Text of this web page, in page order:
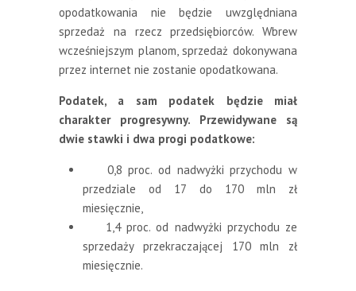
opodatkowania nie będzie uwzględniana
sprzedaż na rzecz przedsiębiorców. Wbrew
wcześniejszym planom, sprzedaż dokonywana
przez internet nie zostanie opodatkowana.
Podatek, a sam podatek będzie miał
charakter progresywny. Przewidywane są
dwie stawki i dwa progi podatkowe:
0,8 proc. od nadwyżki przychodu w
przedziale od 17 do 170 mln zł
miesięcznie,
1,4 proc. od nadwyżki przychodu ze
sprzedaży przekraczającej 170 mln zł
miesięcznie.